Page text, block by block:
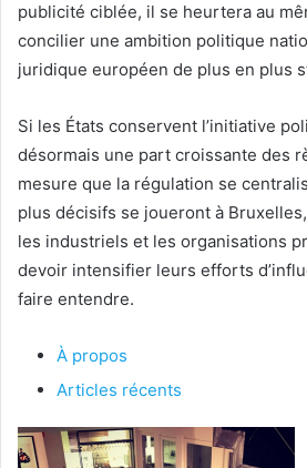
publicité ciblée, il se heurtera au
concilier une ambition politique
juridique européen de plus en plus
Si les États conservent l’initiative
désormais une part croissante des
mesure que la régulation se
plus décisifs se joueront à
les industriels et les organisations
devoir intensifier leurs efforts
faire entendre.
À propos
Articles récents